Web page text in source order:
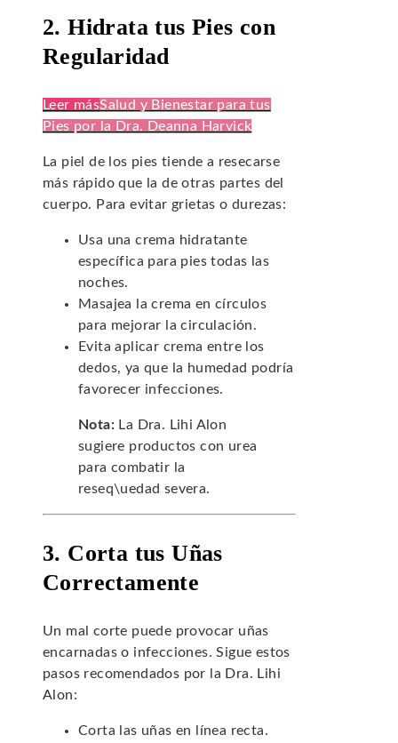
2. Hidrata tus Pies con
Regularidad
Leer másSalud y Bienestar para tus
Pies por la Dra. Deanna Harvick
La piel de los pies tiende a resecarse
más rápido que la de otras partes del
cuerpo. Para evitar grietas o durezas:
Usa una crema hidratante
específica para pies todas las
noches.
Masajea la crema en círculos
para mejorar la circulación.
Evita aplicar crema entre los
dedos, ya que la humedad podría
favorecer infecciones.
Nota: La Dra. Lihi Alon
sugiere productos con urea
para combatir la
reseq\uedad severa.
3. Corta tus Uñas
Correctamente
Un mal corte puede provocar uñas
encarnadas o infecciones. Sigue estos
pasos recomendados por la Dra. Lihi
Alon:
Corta las uñas en línea recta.